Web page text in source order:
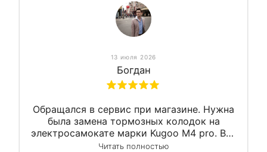
13 июля 2026
Богдан
Обращался в сервис при магазине. Нужна
была замена тормозных колодок на
электросамокате марки Kugoo M4 pro. Всё
сделали в лучшем виде и в максимально
Читать полностью